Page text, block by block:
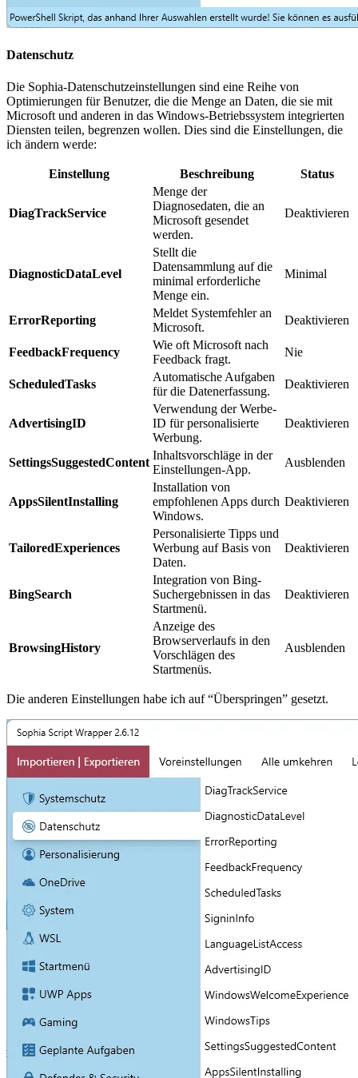
Datenschutz
Die Sophia-Datenschutzeinstellungen sind eine Reihe von
Optimierungen für Benutzer, die die Menge an Daten, die sie mit
Microsoft und anderen in das Windows-Betriebssystem integrierten
Diensten teilen, begrenzen wollen. Dies sind die Einstellungen, die
ich ändern werde:
Einstellung Beschreibung Status
DiagTrackService
Menge der
Diagnosedaten, die an
Microsoft gesendet
werden.
Deaktivieren
DiagnosticDataLevel
Stellt die
Datensammlung auf die
minimal erforderliche
Menge ein.
Minimal
ErrorReporting
Meldet Systemfehler an
Microsoft.
Deaktivieren
FeedbackFrequency
Wie oft Microsoft nach
Feedback fragt.
Nie
ScheduledTasks
Automatische Aufgaben
für die Datenerfassung.
Deaktivieren
AdvertisingID
Verwendung der Werbe-
ID für personalisierte
Werbung.
Deaktivieren
SettingsSuggestedContent
Inhaltsvorschläge in der
Einstellungen-App.
Ausblenden
AppsSilentInstalling
Installation von
empfohlenen Apps durch
Windows.
Deaktivieren
TailoredExperiences
Personalisierte Tipps und
Werbung auf Basis von
Daten.
Deaktivieren
BingSearch
Integration von Bing-
Suchergebnissen in das
Startmenü.
Deaktivieren
BrowsingHistory
Anzeige des
Browserverlaufs in den
Vorschlägen des
Startmenüs.
Ausblenden
Die anderen Einstellungen habe ich auf “Überspringen” gesetzt.